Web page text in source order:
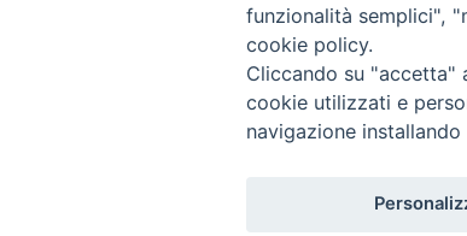
Copyright © 2019 - Tutti i diritti
funzionalità semplici",
cookie policy.
Cliccando su "accetta"
cookie utilizzati e
navigazione